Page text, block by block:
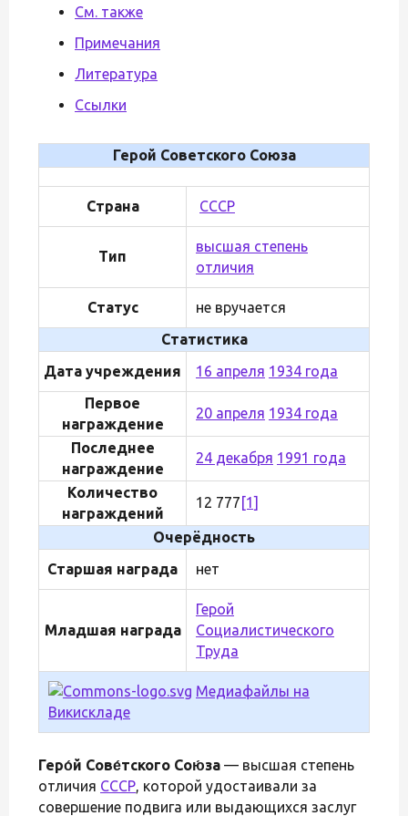
См. также
Примечания
Литература
Ссылки
Герой Советского Союза
Страна СССР
Тип
высшая степень
отличия
Статус
не вручается
Статистика
Дата учреждения
16 апреля 1934 года
Первое
награждение
20 апреля 1934 года
Последнее
награждение
24 декабря 1991 года
Количество
награждений
12 777 [1]
Очерёдность
Старшая награда
нет
Младшая награда
Герой
Социалистического
Труда
Медиафайлы на
Викискладе
Геро́й Сове́тского Сою́за — высшая степень
отличия СССР, которой удостаивали за
совершение подвига или выдающихся заслуг